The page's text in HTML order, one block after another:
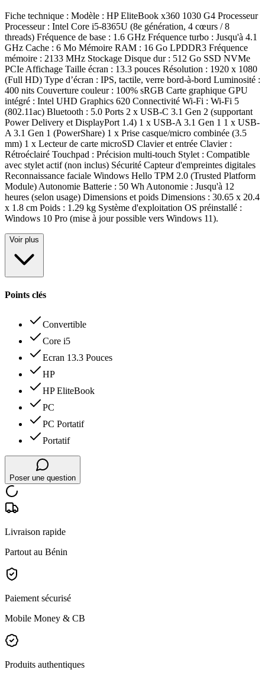
Fiche technique : Modèle : HP EliteBook x360 1030 G4 Processeur
Processeur : Intel Core i5-8365U (8e génération, 4 cœurs / 8
threads) Fréquence de base : 1.6 GHz Fréquence turbo : Jusqu'à 4.1
GHz Cache : 6 Mo Mémoire RAM : 16 Go LPDDR3 Fréquence
mémoire : 2133 MHz Stockage Disque dur : 512 Go SSD NVMe
PCIe Affichage Taille écran : 13.3 pouces Résolution : 1920 x 1080
(Full HD) Type d’écran : IPS, tactile, verre bord-à-bord Luminosité :
400 nits Couverture couleur : 100% sRGB Carte graphique GPU
intégré : Intel UHD Graphics 620 Connectivité Wi-Fi : Wi-Fi 5
(802.11ac) Bluetooth : 5.0 Ports 2 x USB-C 3.1 Gen 2 (supportant
Power Delivery et DisplayPort 1.4) 1 x USB-A 3.1 Gen 1 1 x USB-
A 3.1 Gen 1 (PowerShare) 1 x Prise casque/micro combinée (3.5
mm) 1 x Lecteur de carte microSD Clavier et entrée Clavier :
Rétroéclairé Touchpad : Précision multi-touch Stylet : Compatible
avec stylet actif (non inclus) Sécurité Capteur d'empreintes digitales
Reconnaissance faciale Windows Hello TPM 2.0 (Trusted Platform
Module) Autonomie Batterie : 50 Wh Autonomie : Jusqu'à 12
heures (selon usage) Dimensions et poids Dimensions : 30.65 x 20.4
x 1.8 cm Poids : 1.29 kg Système d'exploitation OS préinstallé :
Windows 10 Pro (mise à jour possible vers Windows 11).
Voir plus
Points clés
Convertible
Core i5
Ecran 13.3 Pouces
HP
HP EliteBook
PC
PC Portatif
Portatif
Poser une question
Livraison rapide
Partout au Bénin
Paiement sécurisé
Mobile Money & CB
Produits authentiques